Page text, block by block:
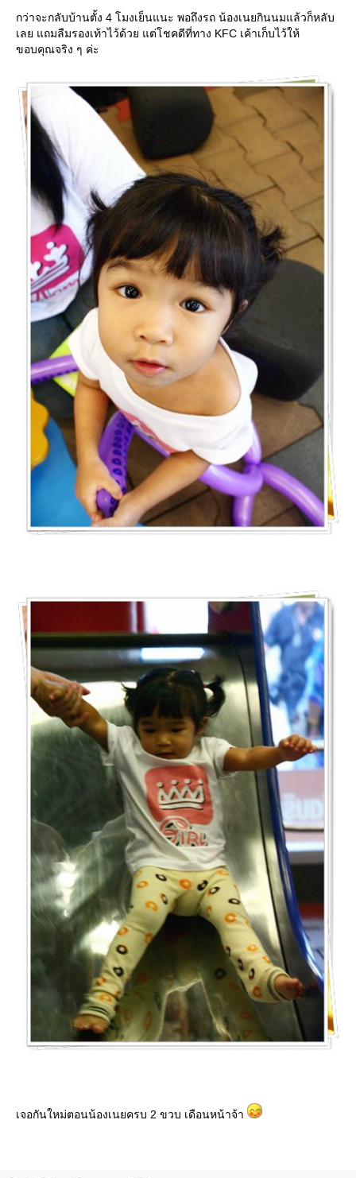
กว่าจะกลับบ้านตั้ง 4 โมงเย็นแนะ พอถึงรถ น้องเนยกินนมแล้วก็หลับ
เลย แถมลืมรองเท้าไว้ด้วย แต่โชคดีที่ทาง KFC เค้าเก็บไว้ให้
ขอบคุณจริง ๆ ค่ะ
เจอกันใหม่ตอนน้องเนยครบ 2 ขวบ เดือนหน้าจ้า